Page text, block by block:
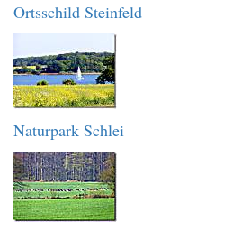
Ortsschild Steinfeld
Naturpark Schlei